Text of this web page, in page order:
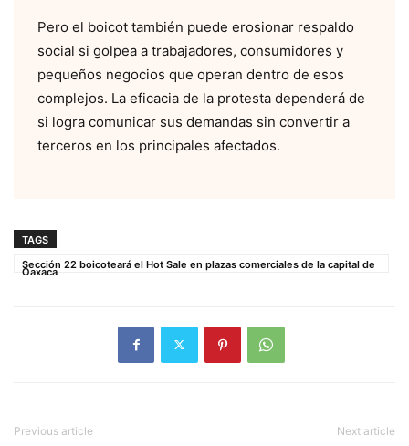
Pero el boicot también puede erosionar respaldo
social si golpea a trabajadores, consumidores y
pequeños negocios que operan dentro de esos
complejos. La eficacia de la protesta dependerá de
si logra comunicar sus demandas sin convertir a
terceros en los principales afectados.
TAGS
Sección 22 boicoteará el Hot Sale en plazas comerciales de la capital de
Oaxaca
Previous article Next article